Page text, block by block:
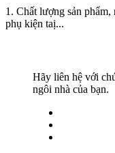
1. Chất lượng sản phẩm,
phụ kiện taị...
Hãy liên hệ với
ngôi nhà của bạn.